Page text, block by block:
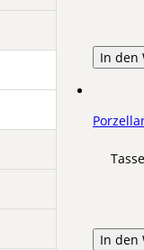
In den
In den